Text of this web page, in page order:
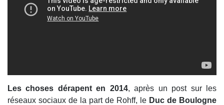
Les choses dérapent en 2014, après un post sur les
réseaux sociaux de la part de Rohff, le Duc de Boulogne